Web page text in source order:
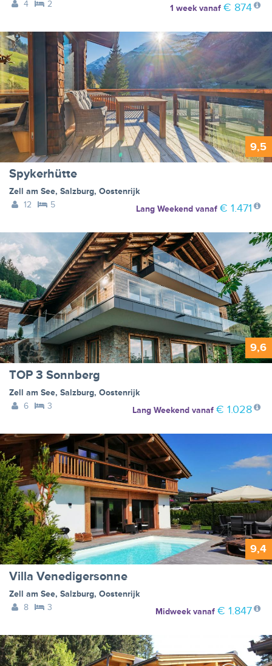
4 2 1 weekvanaf € 874
9,5
Spykerhütte
Zell am See, Salzburg, Oostenrijk
12
5 Lang Weekendvanaf € 1.471
9,6
TOP 3 Sonnberg
Zell am See, Salzburg, Oostenrijk
6
3 Lang Weekendvanaf € 1.028
9,4
Villa Venedigersonne
Zell am See, Salzburg, Oostenrijk
8
3 Midweekvanaf € 1.847